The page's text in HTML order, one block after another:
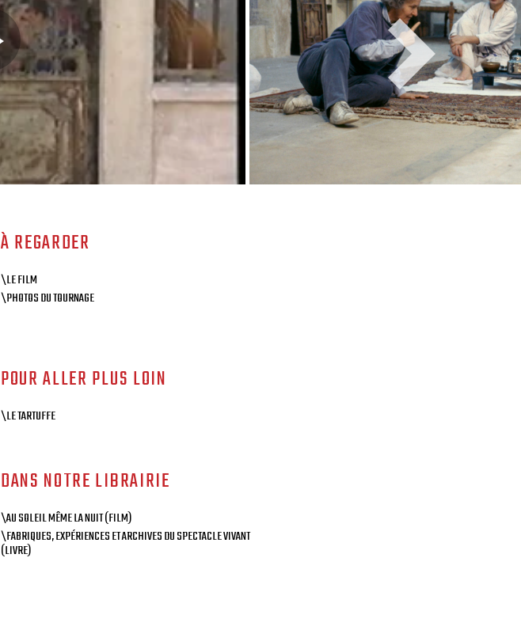
À REGARDER
\LE FILM
\PHOTOS DU TOURNAGE
POUR ALLER PLUS LOIN
\LE TARTUFFE
DANS NOTRE LIBRAIRIE
\AU SOLEIL MÊME LA NUIT (FILM)
\FABRIQUES, EXPÉRIENCES ET ARCHIVES DU SPECTACLE VIVANT
(LIVRE)